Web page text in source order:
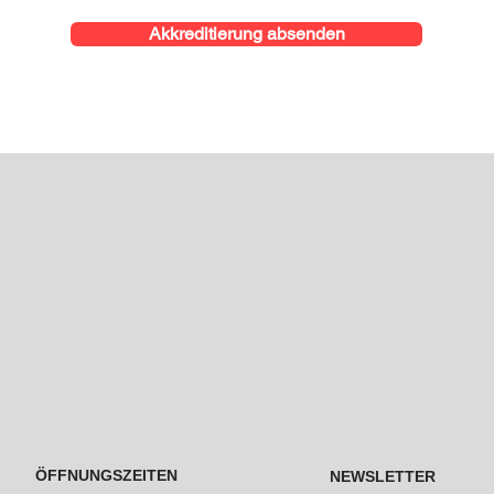
Akkreditierung absenden
ÖFFNUNGSZEITEN NEWSLETTER